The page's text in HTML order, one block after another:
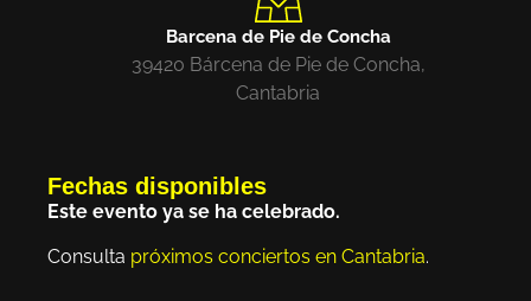
Barcena de Pie de Concha
39420 Bárcena de Pie de Concha,
Cantabria
Fechas disponibles
Este evento ya se ha celebrado.
Consulta próximos conciertos en Cantabria.